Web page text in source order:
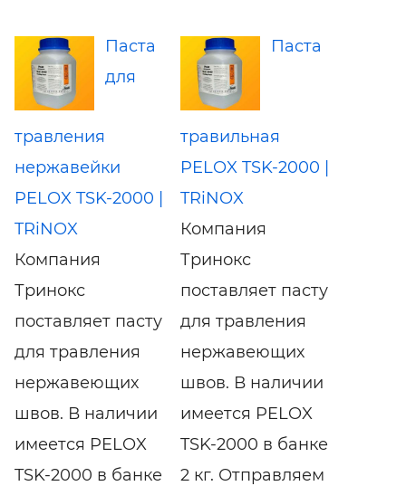
Паста
для
травления
нержавейки
PELOX TSK-2000 |
TRiNOX
Компания
Тринокс
поставляет пасту
для травления
нержавеющих
швов. В наличии
имеется PELOX
TSK-2000 в банке
Паста
травильная
PELOX TSK-2000 |
TRiNOX
Компания
Тринокс
поставляет пасту
для травления
нержавеющих
швов. В наличии
имеется PELOX
TSK-2000 в банке
2 кг. Отправляем